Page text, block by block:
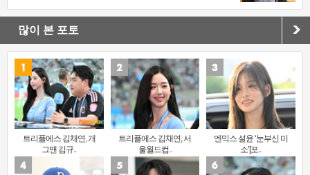
많이 본 포토
트리플에스 김채연, 개
그맨 김규..
트리플에스 김채연, 서
울월드컵..
엔믹스 설윤 ‘눈부신 미
소’[포..